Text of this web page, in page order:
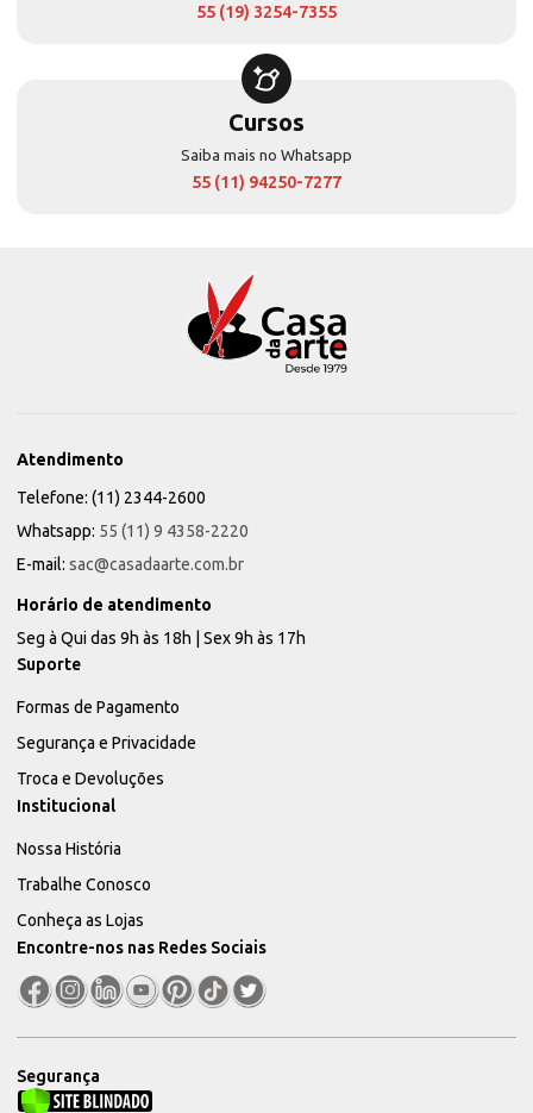
55 (19) 3254-7355
Cursos
Saiba mais no Whatsapp
55 (11) 94250-7277
Atendimento
Telefone: (11) 2344-2600
Whatsapp: 55 (11) 9 4358-2220
E-mail: sac@casadaarte.com.br
Horário de atendimento
Seg à Qui das 9h às 18h | Sex 9h às 17h
Suporte
Formas de Pagamento
Segurança e Privacidade
Troca e Devoluções
Institucional
Nossa História
Trabalhe Conosco
Conheça as Lojas
Encontre-nos nas Redes Sociais
Segurança